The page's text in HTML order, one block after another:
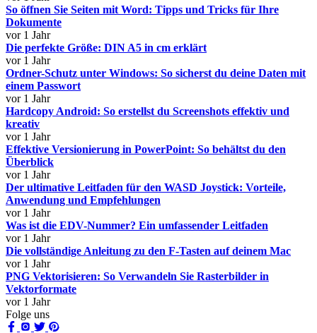
So öffnen Sie Seiten mit Word: Tipps und Tricks für Ihre
Dokumente
vor 1 Jahr
Die perfekte Größe: DIN A5 in cm erklärt
vor 1 Jahr
Ordner-Schutz unter Windows: So sicherst du deine Daten mit
einem Passwort
vor 1 Jahr
Hardcopy Android: So erstellst du Screenshots effektiv und
kreativ
vor 1 Jahr
Effektive Versionierung in PowerPoint: So behältst du den
Überblick
vor 1 Jahr
Der ultimative Leitfaden für den WASD Joystick: Vorteile,
Anwendung und Empfehlungen
vor 1 Jahr
Was ist die EDV-Nummer? Ein umfassender Leitfaden
vor 1 Jahr
Die vollständige Anleitung zu den F-Tasten auf deinem Mac
vor 1 Jahr
PNG Vektorisieren: So Verwandeln Sie Rasterbilder in
Vektorformate
vor 1 Jahr
Folge uns